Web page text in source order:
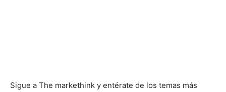
Sigue a The markethink y entérate de los temas más